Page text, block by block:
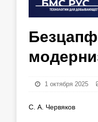
1 октября 2025
С. А. Червяков